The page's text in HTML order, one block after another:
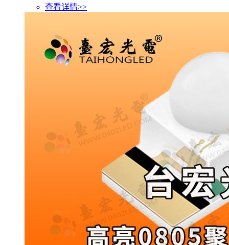
查看详情>>